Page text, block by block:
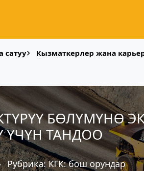
сатуу Кызматкерлер жана
БӨЛҮМҮНӨ
ҮЧҮН ТАНДОО
Рубрика:КГК: бош орундар